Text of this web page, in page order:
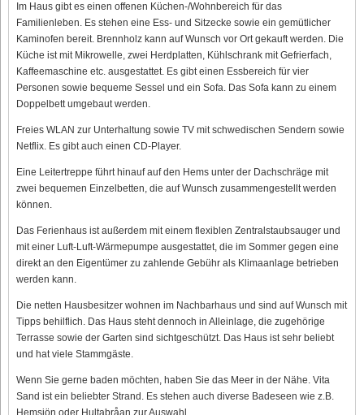
Im Haus gibt es einen offenen Küchen-/Wohnbereich für das
Familienleben. Es stehen eine Ess- und Sitzecke sowie ein gemütlicher
Kaminofen bereit. Brennholz kann auf Wunsch vor Ort gekauft werden. Die
Küche ist mit Mikrowelle, zwei Herdplatten, Kühlschrank mit Gefrierfach,
Kaffeemaschine etc. ausgestattet. Es gibt einen Essbereich für vier
Personen sowie bequeme Sessel und ein Sofa. Das Sofa kann zu einem
Doppelbett umgebaut werden.
Freies WLAN zur Unterhaltung sowie TV mit schwedischen Sendern sowie
Netflix. Es gibt auch einen CD-Player.
Eine Leitertreppe führt hinauf auf den Hems unter der Dachschräge mit
zwei bequemen Einzelbetten, die auf Wunsch zusammengestellt werden
können.
Das Ferienhaus ist außerdem mit einem flexiblen Zentralstaubsauger und
mit einer Luft-Luft-Wärmepumpe ausgestattet, die im Sommer gegen eine
direkt an den Eigentümer zu zahlende Gebühr als Klimaanlage betrieben
werden kann.
Die netten Hausbesitzer wohnen im Nachbarhaus und sind auf Wunsch mit
Tipps behilflich. Das Haus steht dennoch in Alleinlage, die zugehörige
Terrasse sowie der Garten sind sichtgeschützt. Das Haus ist sehr beliebt
und hat viele Stammgäste.
Wenn Sie gerne baden möchten, haben Sie das Meer in der Nähe. Vita
Sand ist ein beliebter Strand. Es stehen auch diverse Badeseen wie z.B.
Hemsjön oder Hultabråan zur Auswahl.